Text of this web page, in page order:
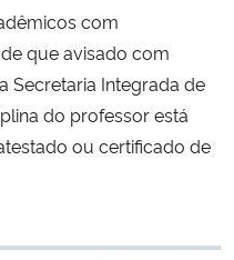
com
que avisado com
Secretaria Integrada de
do professor está
ou certificado de